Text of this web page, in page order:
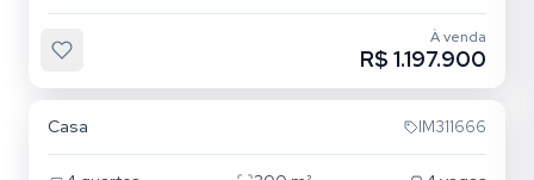
À venda
R$ 1.197.900
Casa IM311666